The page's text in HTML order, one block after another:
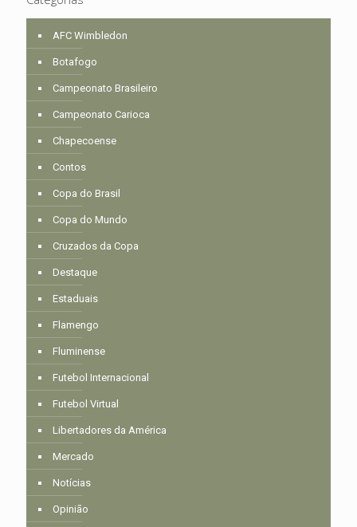
AFC Wimbledon
Botafogo
Campeonato Brasileiro
Campeonato Carioca
Chapecoense
Contos
Copa do Brasil
Copa do Mundo
Cruzados da Copa
Destaque
Estaduais
Flamengo
Fluminense
Futebol Internacional
Futebol Virtual
Libertadores da América
Mercado
Notícias
Opinião